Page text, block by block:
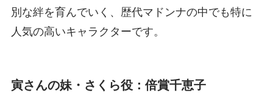
別な絆を育んでいく、歴代マドンナの中でも特に
人気の高いキャラクターです。
寅さんの妹・さくら役：倍賞千恵子